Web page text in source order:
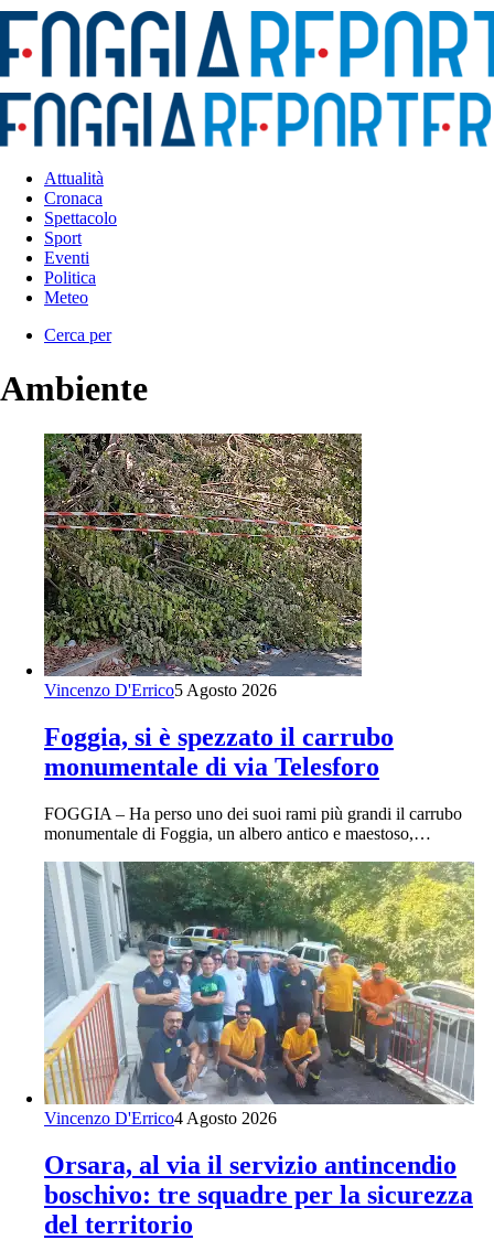
Attualità
Cronaca
Spettacolo
Sport
Eventi
Politica
Meteo
Cerca per
Ambiente
Vincenzo D'Errico5 Agosto 2026
Foggia, si è spezzato il carrubo
monumentale di via Telesforo
FOGGIA – Ha perso uno dei suoi rami più grandi il carrubo
monumentale di Foggia, un albero antico e maestoso,…
Vincenzo D'Errico4 Agosto 2026
Orsara, al via il servizio antincendio
boschivo: tre squadre per la sicurezza
del territorio